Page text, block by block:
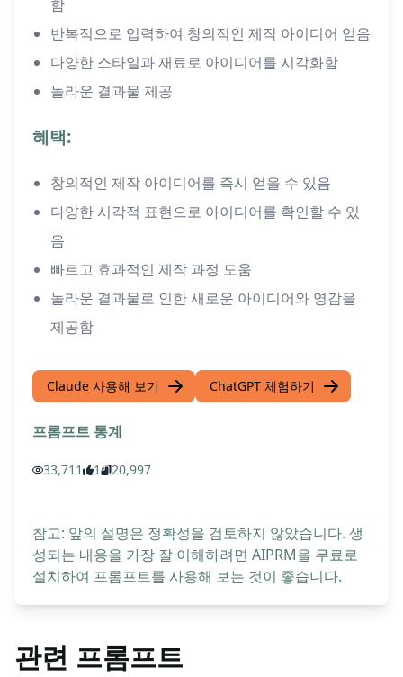
함
반복적으로 입력하여 창의적인 제작 아이디어 얻음
다양한 스타일과 재료로 아이디어를 시각화함
놀라운 결과물 제공
혜택:
창의적인 제작 아이디어를 즉시 얻을 수 있음
다양한 시각적 표현으로 아이디어를 확인할 수 있
음
빠르고 효과적인 제작 과정 도움
놀라운 결과물로 인한 새로운 아이디어와 영감을
제공함
Claude 사용해 보기 ChatGPT 체험하기
프롬프트 통계
33,711 1 20,997
참고: 앞의 설명은 정확성을 검토하지 않았습니다. 생
성되는 내용을 가장 잘 이해하려면 AIPRM을 무료로
설치하여 프롬프트를 사용해 보는 것이 좋습니다.
관련 프롬프트